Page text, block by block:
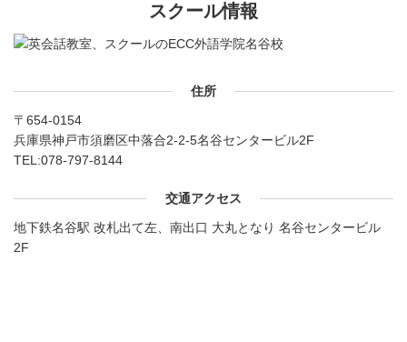
スクール情報
住所
〒654-0154
兵庫県神戸市須磨区中落合2-2-5名谷センタービル2F
TEL:078-797-8144
交通アクセス
地下鉄名谷駅 改札出て左、南出口 大丸となり 名谷センタービル
2F